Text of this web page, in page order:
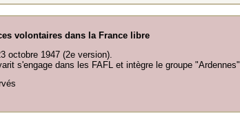
volontaires dans la France libre
octobre 1947 (2e version).
s'engage dans les FAFL et intègre le groupe "Ardennes".